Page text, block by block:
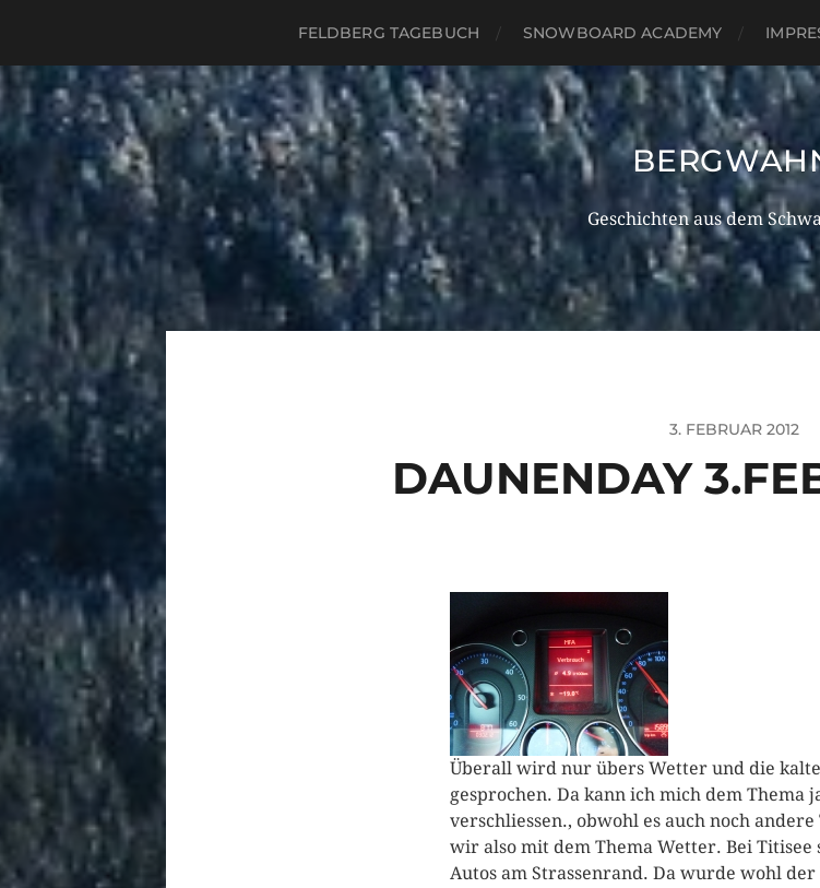
FELDBERG TAGEBUCH SNOWBOARD ACADEMY
Geschichten aus dem
3. FEBRUAR 2012
DAUNENDAY
Überall wird nur übers Wetter und die
gesprochen. Da kann ich mich dem Thema
verschliessen., obwohl es auch noch
wir also mit dem Thema Wetter. Bei Titisee
Autos am Strassenrand. Da wurde wohl der